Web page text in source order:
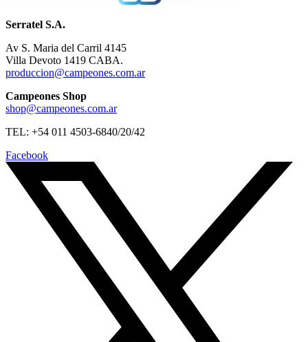
Serratel S.A.
Av S. Maria del Carril 4145
Villa Devoto 1419 CABA.
produccion@campeones.com.ar
Campeones Shop
shop@campeones.com.ar
TEL: +54 011 4503-6840/20/42
Facebook